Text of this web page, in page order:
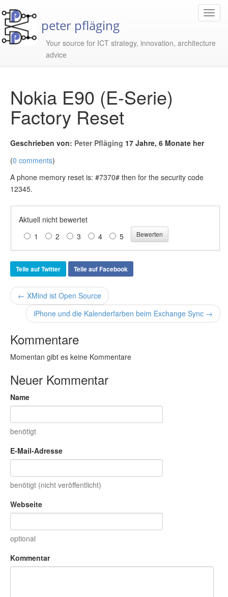
peter pfläging
Your source for ICT strategy, innovation, architecture
advice
Nokia E90 (E-Serie)
Factory Reset
Geschrieben von: Peter Pfläging 17 Jahre, 6 Monate her
(0 comments)
A phone memory reset is: #7370# then for the security code
12345.
Aktuell nicht bewertet
1
2 3 4 5
Teile auf Twitter Teile auf Facebook
← XMind ist Open Source
iPhone und die Kalenderfarben beim Exchange Sync →
Kommentare
Momentan gibt es keine Kommentare
Neuer Kommentar
Name
benötigt
E-Mail-Adresse
benötigt (nicht veröffentlicht)
Webseite
optional
Kommentar